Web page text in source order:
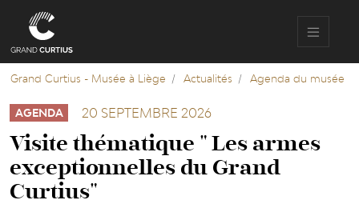
contenu
principal
Grand Curtius - Musée à Liège
Actualités Agenda du musée
AGENDA 20 SEPTEMBRE 2026
Visite thématique " Les armes
exceptionnelles du Grand
Curtius"